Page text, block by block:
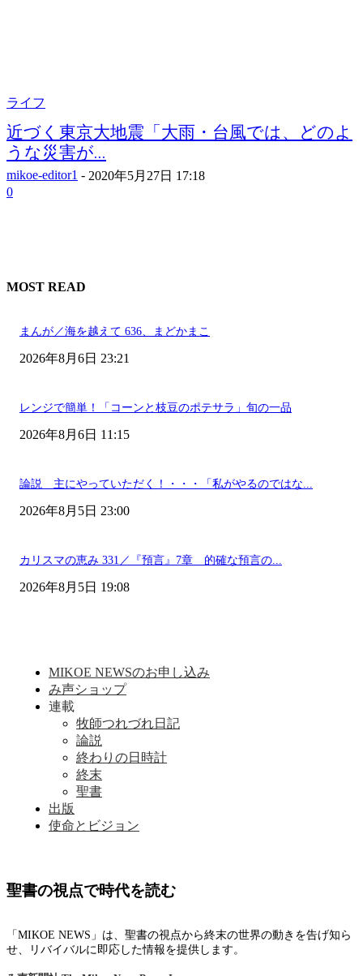
ライフ
近づく東京大地震「大雨・台風では、どのよ
うな災害が...
mikoe-editor1 - 2020年5月27日 17:18
0
MOST READ
まんが／海を越えて 636、まどかまこ
2026年8月6日 23:21
レンジで簡単！「コーンと枝豆のポテサラ」旬の一品
2026年8月6日 11:15
論説 主にやっていただく！・・・「私がやるのではな...
2026年8月5日 23:00
カリスマの恵み 331／『預言』7章 的確な預言の...
2026年8月5日 19:08
MIKOE NEWSのお申し込み
み声ショップ
連載
牧師つれづれ日記
論説
終わりの日時計
終末
聖書
出版
使命とビジョン
聖書の視点で時代を読む
「MIKOE NEWS」は、聖書の視点から終末の世界の動きを告げ知ら
せ、リバイバルに即応した情報を提供します。